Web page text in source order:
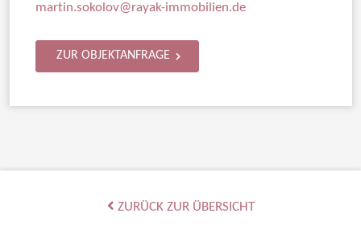
martin.sokolov@rayak-immobilien.de
ZUR OBJEKTANFRAGE
ZURÜCK ZUR ÜBERSICHT